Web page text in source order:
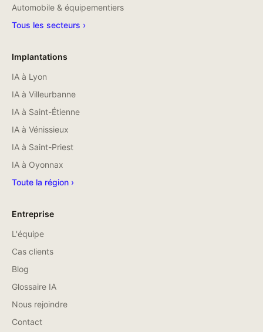
Automobile & équipementiers
Tous les secteurs ›
Implantations
IA à Lyon
IA à Villeurbanne
IA à Saint-Étienne
IA à Vénissieux
IA à Saint-Priest
IA à Oyonnax
Toute la région ›
Entreprise
L'équipe
Cas clients
Blog
Glossaire IA
Nous rejoindre
Contact